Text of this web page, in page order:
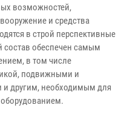
возможностей,
и средства
в строй перспективные
обеспечен самым
в том числе
подвижными и
другим, необходимым для